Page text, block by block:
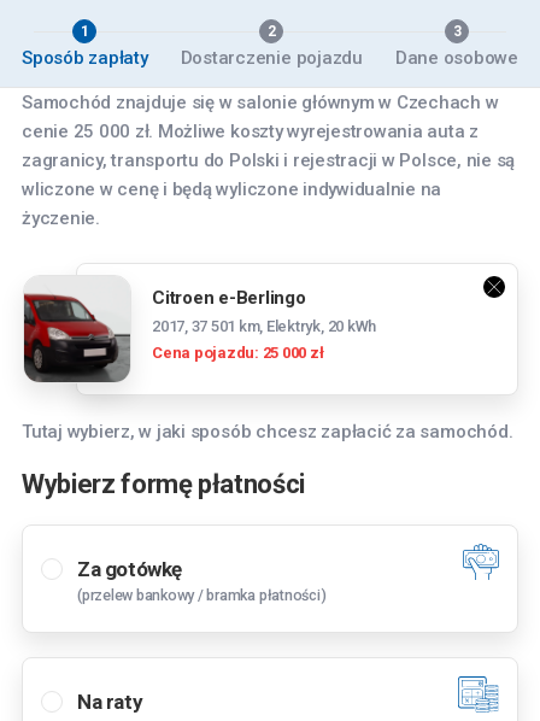
1
Sposób zapłaty
2
Dostarczenie pojazdu
3
Dane osobowe
Samochód znajduje się w salonie głównym w Czechach w
cenie 25 000 zł. Możliwe koszty wyrejestrowania auta z
zagranicy, transportu do Polski i rejestracji w Polsce, nie są
wliczone w cenę i będą wyliczone indywidualnie na
życzenie.
Citroen e-Berlingo
2017, 37 501 km, Elektryk, 20 kWh
Cena pojazdu: 25 000 zł
Tutaj wybierz, w jaki sposób chcesz zapłacić za samochód.
Wybierz formę płatności
Za gotówkę
(przelew bankowy / bramka płatności)
Na raty
Wybierz oddział
Tyniecka 3, 55-040 Bielany Wrocławskie